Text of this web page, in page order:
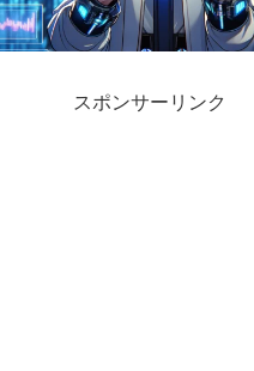
スポンサーリンク